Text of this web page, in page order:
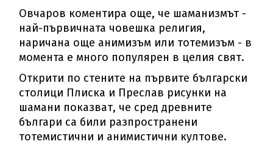
Овчаров коментира още, че шаманизмът -
най-първичната човешка религия,
наричана още анимизъм или тотемизъм - в
момента е много популярен в целия свят.
Открити по стените на първите български
столици Плиска и Преслав рисунки на
шамани показват, че сред древните
българи са били разпространени
тотемистични и анимистични култове.